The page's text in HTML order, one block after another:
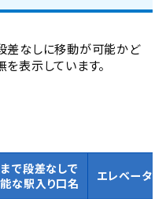
差なしに移動が可能かど
表示しています。
で段差なしで
な駅入り口名
エレベーター